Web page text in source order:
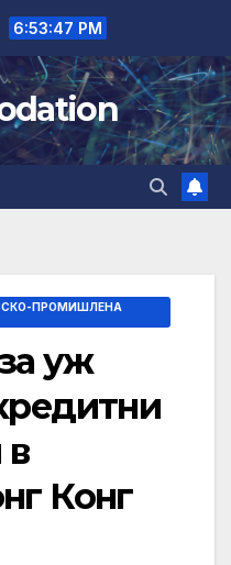
6:53:47 PM
ПРОМИШЛЕНА
уж
в
Конг